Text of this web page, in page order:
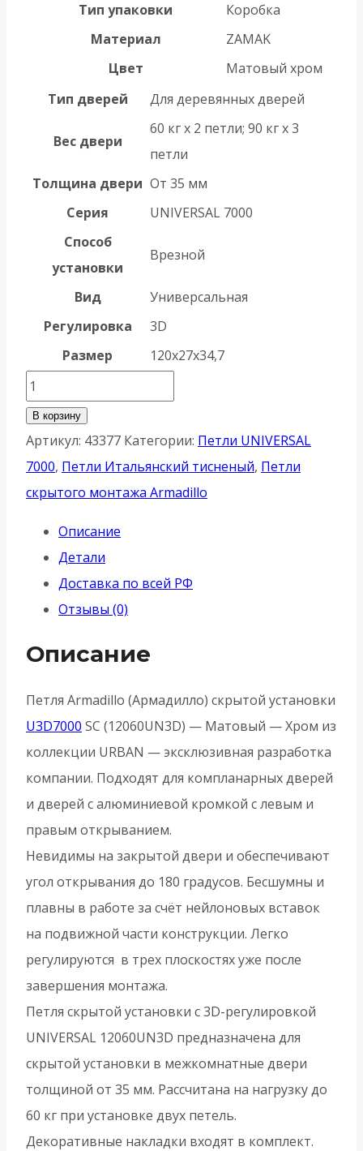
Тип упаковки
Коробка
Материал
ZAMAK
Цвет
Матовый хром
Тип дверей
Для деревянных дверей
Вес двери
60 кг х 2 петли; 90 кг х 3
петли
Толщина двери От 35 мм
Серия
UNIVERSAL 7000
Способ
установки
Врезной
Вид
Универсальная
Регулировка
3D
Размер
120x27x34,7
Количество
товара
Петля
Armadillo
(Армадилло)
установки
U3D7000
(12060UN3D)
-
Хром
В корзину
Артикул: 43377 Категории: Петли UNIVERSAL
7000, Петли Итальянский тисненый, Петли
скрытого монтажа Armadillo
Описание
Детали
Доставка по всей РФ
Отзывы (0)
Описание
Петля Armadillo (Армадилло) скрытой установки
U3D7000 SC (12060UN3D) — Матовый — Хром из
коллекции URBAN — эксклюзивная разработка
компании. Подходят для компланарных дверей
и дверей с алюминиевой кромкой с левым и
правым открыванием.
Невидимы на закрытой двери и обеспечивают
угол открывания до 180 градусов. Бесшумны и
плавны в работе за счёт нейлоновых вставок
на подвижной части конструкции. Легко
регулируются в трех плоскостях уже после
завершения монтажа.
Петля скрытой установки с 3D-регулировкой
UNIVERSAL 12060UN3D предназначена для
скрытой установки в межкомнатные двери
толщиной от 35 мм. Рассчитана на нагрузку до
60 кг при установке двух петель.
Декоративные накладки входят в комплект.